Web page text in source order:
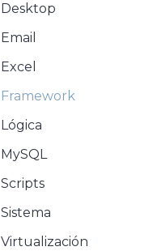
Desktop
Email
Excel
Framework
Lógica
MySQL
Scripts
Sistema
Virtualización